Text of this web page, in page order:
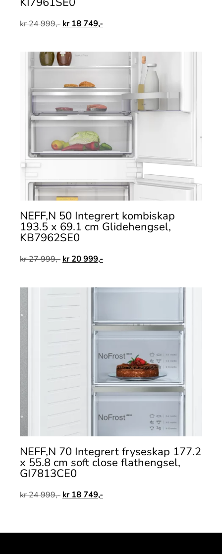
kr24 999,- kr18 749,-
NEFF,N 50 Integrert kombiskap
193.5 x 69.1 cm Glidehengsel,
KB7962SE0
kr27 999,- kr20 999,-
NEFF,N 70 Integrert fryseskap 177.2
x 55.8 cm soft close flathengsel,
GI7813CE0
kr24 999,- kr18 749,-